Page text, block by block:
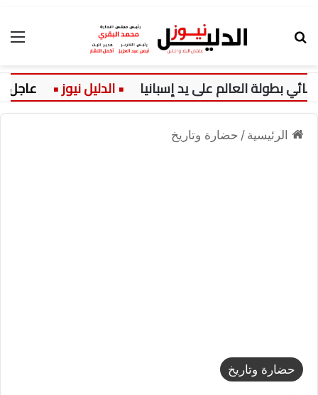
العالم على يد إسبانيا عاجل:
الرئيسية / حضارة وتاريخ
حضارة وتاريخ